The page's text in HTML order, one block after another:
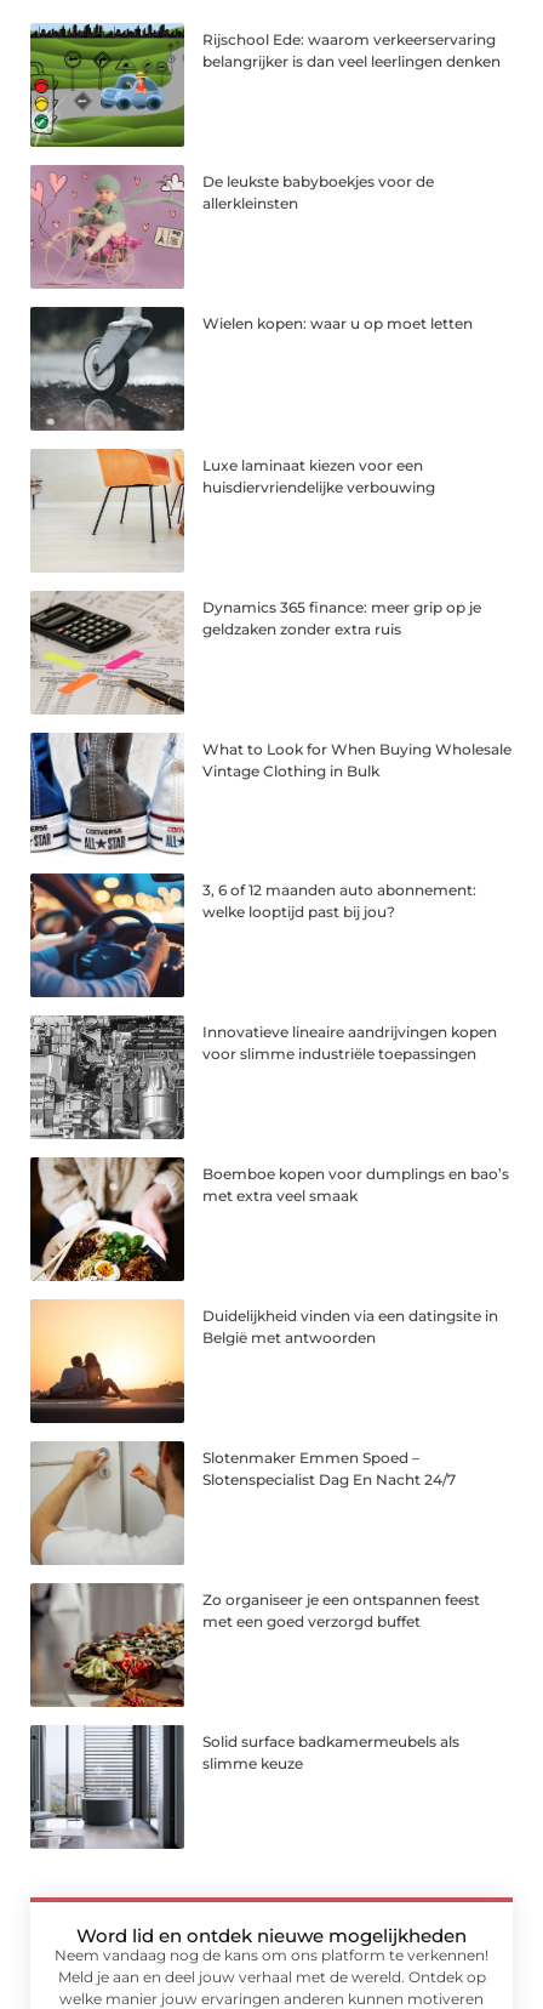
Rijschool Ede: waarom verkeerservaring
belangrijker is dan veel leerlingen denken
De leukste babyboekjes voor de
allerkleinsten
Wielen kopen: waar u op moet letten
Luxe laminaat kiezen voor een
huisdiervriendelijke verbouwing
Dynamics 365 finance: meer grip op je
geldzaken zonder extra ruis
What to Look for When Buying Wholesale
Vintage Clothing in Bulk
3, 6 of 12 maanden auto abonnement:
welke looptijd past bij jou?
Innovatieve lineaire aandrijvingen kopen
voor slimme industriële toepassingen
Boemboe kopen voor dumplings en bao’s
met extra veel smaak
Duidelijkheid vinden via een datingsite in
België met antwoorden
Slotenmaker Emmen Spoed –
Slotenspecialist Dag En Nacht 24/7
Zo organiseer je een ontspannen feest
met een goed verzorgd buffet
Solid surface badkamermeubels als
slimme keuze
Word lid en ontdek nieuwe mogelijkheden
Neem vandaag nog de kans om ons platform te verkennen!
Meld je aan en deel jouw verhaal met de wereld. Ontdek op
welke manier jouw ervaringen anderen kunnen motiveren